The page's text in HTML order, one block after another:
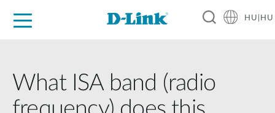
HU|HU
What ISA band (radio